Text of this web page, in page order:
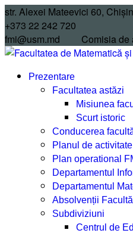
Skip
to
content
str. Alexei Mateevici 60,
+373 22 242 720
fmi@usm.md Comisia de
Prezentare
Facultatea astăzi
Misiunea
Scurt istoric
Conducerea
Planul de
Plan operational
Departamentul
Departamentul
Absolvenții
Subdiviziuni
Centrul de